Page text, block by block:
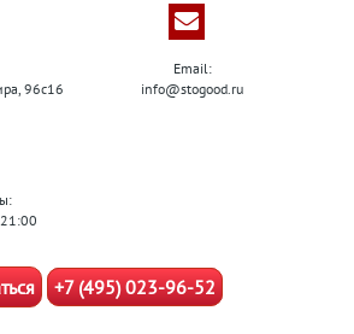
96с16
Email:
info@stogood.ru
+7 (495) 023-96-52